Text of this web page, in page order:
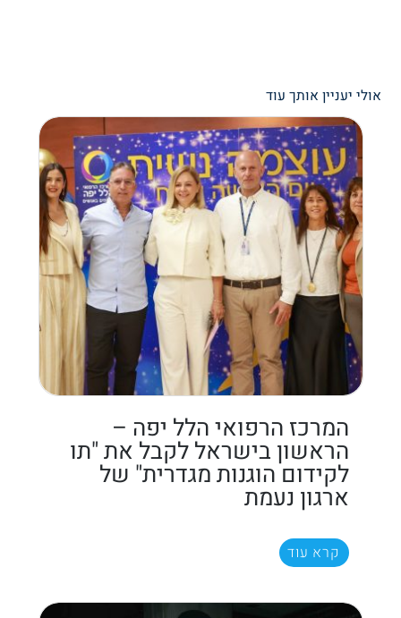
אולי יעניין אותך עוד
המרכז הרפואי הלל יפה –
הראשון בישראל לקבל את "תו
לקידום הוגנות מגדרית" של
ארגון נעמת
קרא עוד